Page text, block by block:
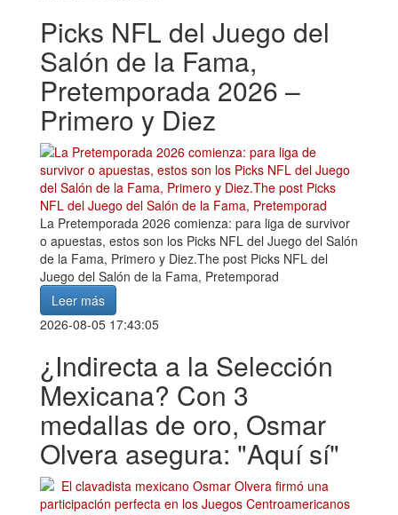
Picks NFL del Juego del
Salón de la Fama,
Pretemporada 2026 –
Primero y Diez
La Pretemporada 2026 comienza: para liga de survivor
o apuestas, estos son los Picks NFL del Juego del Salón
de la Fama, Primero y Diez.The post Picks NFL del
Juego del Salón de la Fama, Pretemporad
Leer más
2026-08-05 17:43:05
¿Indirecta a la Selección
Mexicana? Con 3
medallas de oro, Osmar
Olvera asegura: "Aquí sí"